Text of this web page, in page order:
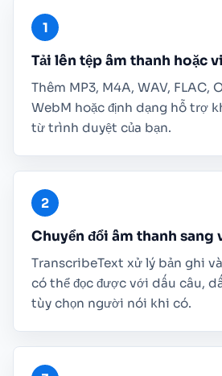
Tải lên tệp âm thanh hoặc
Thêm MP3, M4A, WAV, FLAC,
WebM hoặc định dạng hỗ trợ
từ trình duyệt của bạn.
Chuyển đổi âm thanh sang
TranscribeText xử lý bản ghi
có thể đọc được với dấu câu,
tùy chọn người nói khi có.